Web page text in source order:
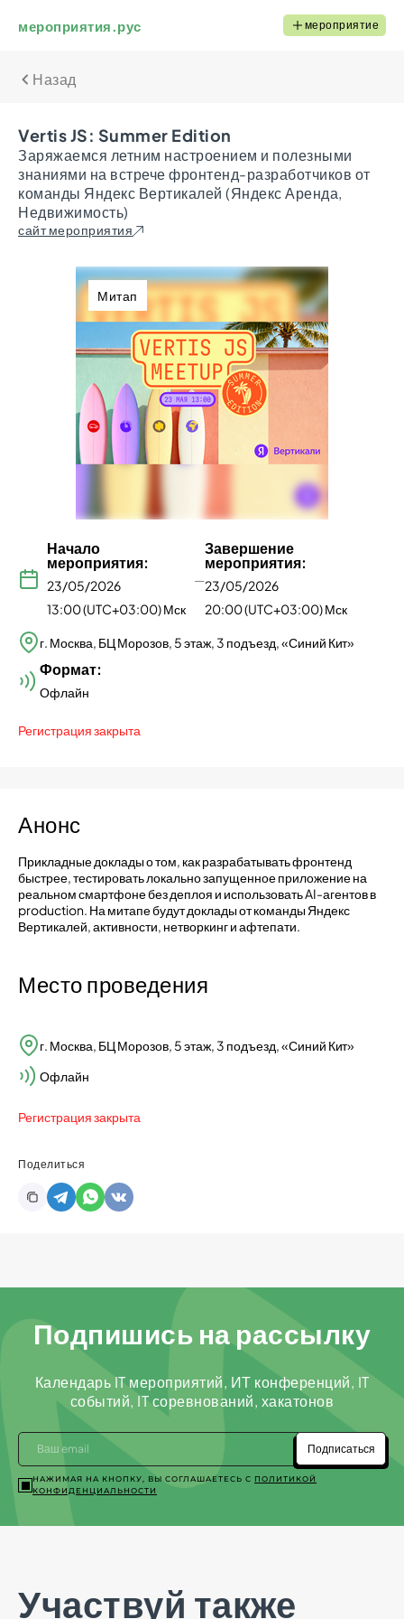
мероприятия.рус мероприятие
Назад
Регистрация закрыта
Vertis JS: Summer Edition
Заряжаемся летним настроением и полезными
знаниями на встрече фронтенд-разработчиков от
команды Яндекс Вертикалей (Яндекс Аренда,
Недвижимость)
сайт мероприятия
Митап
Начало
мероприятия:
23/05/2026
13:00 (UTC+03:00) Мск
—
Завершение
мероприятия:
23/05/2026
20:00 (UTC+03:00) Мск
г. Москва, БЦ Морозов, 5 этаж, 3 подъезд, «Синий Кит»
Формат:
Офлайн
Анонс
Прикладные доклады о том, как разрабатывать фронтенд
быстрее, тестировать локально запущенное приложение на
реальном смартфоне без деплоя и использовать AI-агентов в
production. На митапе будут доклады от команды Яндекс
Вертикалей, активности, нетворкинг и афтепати.
Место проведения
г. Москва, БЦ Морозов, 5 этаж, 3 подъезд, «Синий Кит»
Офлайн
Регистрация закрыта
Поделиться
Подпишись на рассылку
Календарь IT мероприятий, ИТ конференций, IT
событий, IT соревнований, хакатонов
Подписаться
НАЖИМАЯ НА КНОПКУ, ВЫ СОГЛАШАЕТЕСЬ С ПОЛИТИКОЙ
КОНФИДЕНЦИАЛЬНОСТИ
Участвуй также